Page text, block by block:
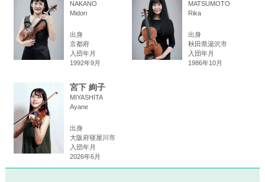
NAKANO
Midori
出身
京都府
入団年月
1992年9月
MATSUMOTO
Rika
出身
秋田県湯沢市
入団年月
1986年10月
宮下 絢子
MIYASHITA
Ayane
出身
大阪府寝屋川市
入団年月
2026年6月